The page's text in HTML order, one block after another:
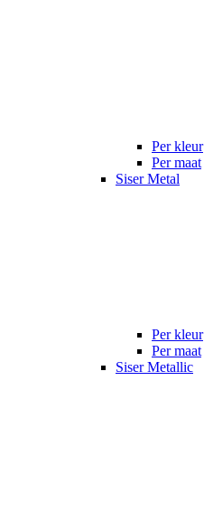
Per kleur
Per maat
Siser Metal
Per kleur
Per maat
Siser Metallic